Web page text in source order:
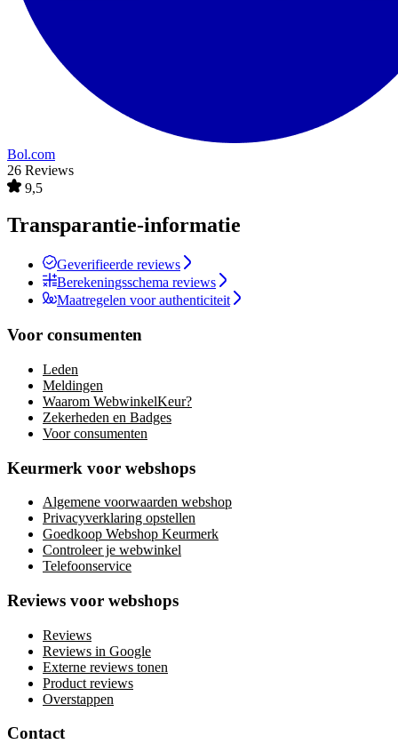
Bol.com
26 Reviews
9,5
Transparantie-informatie
Geverifieerde reviews
Berekeningsschema reviews
Maatregelen voor authenticiteit
Voor consumenten
Leden
Meldingen
Waarom WebwinkelKeur?
Zekerheden en Badges
Voor consumenten
Keurmerk voor webshops
Algemene voorwaarden webshop
Privacyverklaring opstellen
Goedkoop Webshop Keurmerk
Controleer je webwinkel
Telefoonservice
Reviews voor webshops
Reviews
Reviews in Google
Externe reviews tonen
Product reviews
Overstappen
Contact